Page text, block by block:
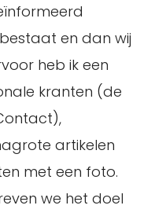
en dan wij
heb ik een
kranten (de
artikelen
met een foto.
we het doel